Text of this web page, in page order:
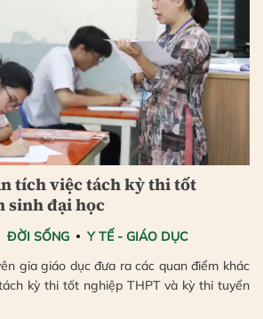
tích việc tách kỳ thi tốt
sinh đại học
ĐỜI SỐNG
Y TẾ - GIÁO DỤC
gia giáo dục đưa ra các quan điểm khác
kỳ thi tốt nghiệp THPT và kỳ thi tuyển